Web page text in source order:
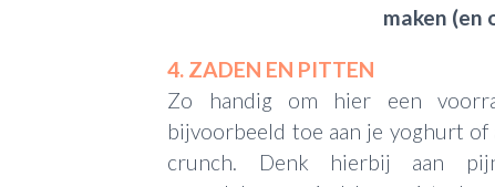
maken (en
4. ZADEN EN PITTEN
Zo handig om hier een
bijvoorbeeld toe aan je yoghurt of
crunch. Denk hierbij aan